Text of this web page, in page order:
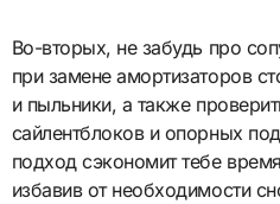
Во-вторых, не забудь про
при замене амортизаторов
и пыльники, а также
сайлентблоков и опорных
подход сэкономит тебе
избавив от необходимости